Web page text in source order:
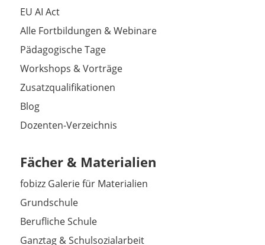
EU AI Act
Alle Fortbildungen & Webinare
Pädagogische Tage
Workshops & Vorträge
Zusatzqualifikationen
Blog
Dozenten-Verzeichnis
Fächer & Materialien
fobizz Galerie für Materialien
Grundschule
Berufliche Schule
Ganztag & Schulsozialarbeit